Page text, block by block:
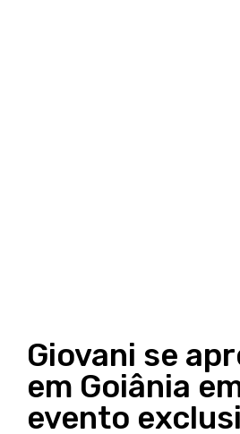
Giovani se
em Goiânia
evento